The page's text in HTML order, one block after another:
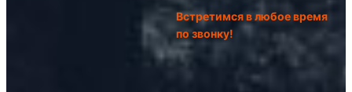
Встретимся в любое время
по звонку!